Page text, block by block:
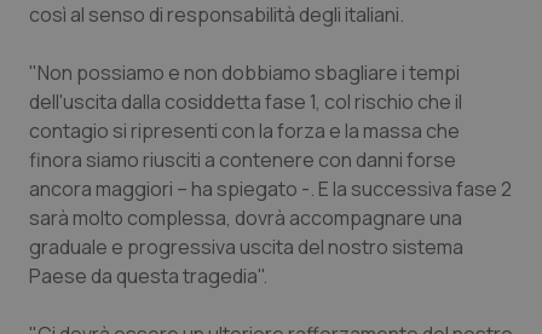
Provincia Autonoma di Trento
Puglia
Sardegna
Sicilia
Toscana
Ipertensione & Scompenso
Malattie rare
Malattia di Crohn & Rettocolite Ulcerosa
Neuroscienze & patologie neurodegenerative
Obesità
così al senso di responsabilità degli italiani.
"Non possiamo e non dobbiamo sbagliare i tempi
dell'uscita dalla cosiddetta fase 1, col rischio che il
contagio si ripresenti con la forza e la massa che
finora siamo riusciti a contenere con danni forse
ancora maggiori – ha spiegato -. E la successiva fase 2
sarà molto complessa, dovrà accompagnare una
graduale e progressiva uscita del nostro sistema
Paese da questa tragedia".